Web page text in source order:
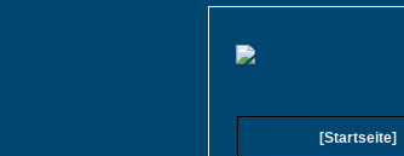
[Startseite]